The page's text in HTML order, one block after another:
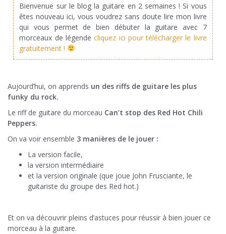
Bienvenue sur le blog la guitare en 2 semaines ! Si vous
êtes nouveau ici, vous voudrez sans doute lire mon livre
qui vous permet de bien débuter la guitare avec 7
morceaux de légendecliquez ici pour télécharger le livre
gratuitement !
Aujourd’hui, on apprends un des riffs de guitare les plus
funky du rock.
Le riff de guitare du morceau Can’t stop des Red Hot Chili
Peppers.
On va voir ensemble 3 manières de le jouer :
La version facile,
la version intermédiaire
et la version originale (que joue John Frusciante, le
guitariste du groupe des Red hot.)
Et on va découvrir pleins d’astuces pour réussir à bien jouer ce
morceau à la guitare.